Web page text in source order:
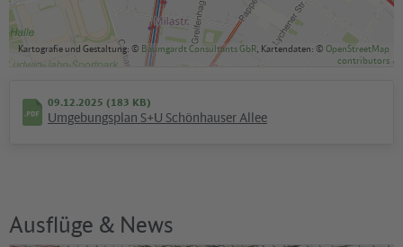
Kartografie und Gestaltung: © Baumgardt Consultants GbR , Kartendaten: ©OpenStreetMap
contributors
09.12.2025 (183 KB)
Umgebungsplan S+U Schönhauser Allee
Ausflüge & News